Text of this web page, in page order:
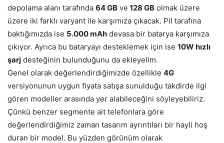
depolama alanı tarafında 64 GB ve 128 GB olmak üzere
üzere iki farklı varyant ile karşımıza çıkacak. Pil tarafına
baktığımızda ise 5.000 mAh devasa bir batarya karşımıza
çıkıyor. Ayrıca bu bataryayı desteklemek için ise 10W hızlı
şarj desteğinin bulunduğunu da ekleyelim.
Genel olarak değerlendirdiğimizde özellikle 4G
versiyonunun uygun fiyata satışa sunulduğu takdirde ilgi
gören modeller arasında yer alabileceğini söyleyebiliriz.
Çünkü benzer segmente ait telefonlara göre
değerlendirdiğimiz zaman tasarım ayrıntıları bir hayli hoş
duran bir model. Bu yüzden görünüm olarak